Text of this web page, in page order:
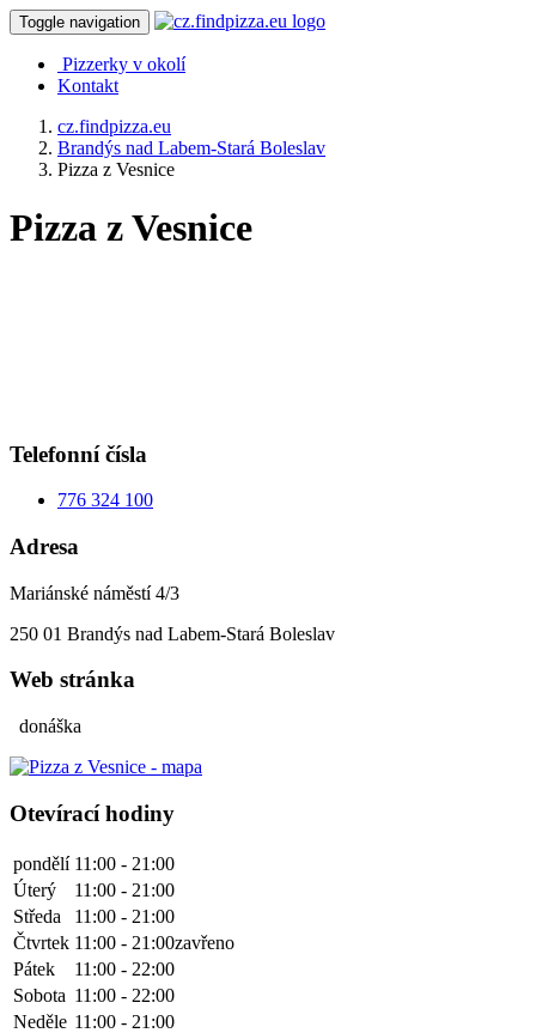
Toggle navigation
Pizzerky v okolí
Kontakt
cz.findpizza.eu
Brandýs nad Labem-Stará Boleslav
Pizza z Vesnice
Pizza z Vesnice
Telefonní čísla
776 324 100
Adresa
Mariánské náměstí 4/3
250 01 Brandýs nad Labem-Stará Boleslav
Web stránka
donáška
Otevírací hodiny
pondělí 11:00 - 21:00
Úterý
11:00 - 21:00
Středa
11:00 - 21:00
Čtvrtek 11:00 - 21:00zavřeno
Pátek
11:00 - 22:00
Sobota 11:00 - 22:00
Neděle 11:00 - 21:00